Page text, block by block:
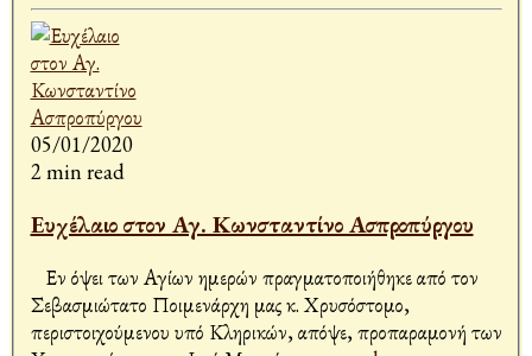
05/01/2020
2 min read
Ευχέλαιο στον Αγ. Κωνσταντίνο Ασπροπύργου
Εν όψει των Αγίων ημερών πραγματοποιήθηκε από τον
Σεβασμιώτατο Ποιμενάρχη μας κ. Χρυσόστομο,
περιστοιχούμενου υπό Κληρικών, απόψε, προπαραμονή των